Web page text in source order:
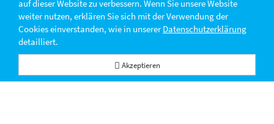
auf dieser Website zu verbessern. Wenn Sie unsere Website
weiter nutzen, erklären Sie sich mit der Verwendung der
Cookies einverstanden, wie in unsererDatenschutzerklärung
detailliert.
Akzeptieren